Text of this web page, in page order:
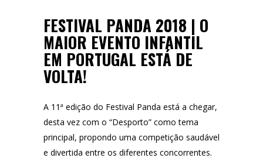
FESTIVAL PANDA 2018 | O
MAIOR EVENTO INFANTIL
EM PORTUGAL ESTÁ DE
VOLTA!
A 11ª edição do Festival Panda está a chegar,
desta vez com o “Desporto” como tema
principal, propondo uma competição saudável
e divertida entre os diferentes concorrentes.